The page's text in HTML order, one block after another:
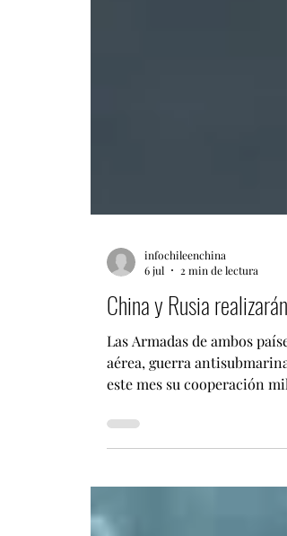
infochileenchina
6 jul
2 min de lectura
China y Rusia
Las Armadas de ambos
este mes su cooperación
espacios aéreos cercanos